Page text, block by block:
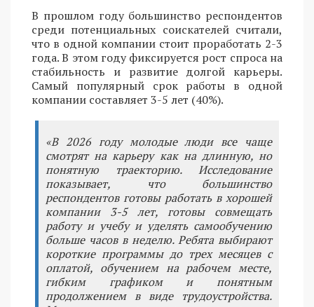
В прошлом году большинство респондентов
среди потенциальных соискателей считали,
что в одной компании стоит проработать 2-3
года. В этом году фиксируется рост спроса на
стабильность и развитие долгой карьеры.
Самый популярный срок работы в одной
компании составляет 3-5 лет (40%).
«В 2026 году молодые люди все чаще
смотрят на карьеру как на длинную, но
понятную траекторию. Исследование
показывает, что большинство
респондентов готовы работать в хорошей
компании 3-5 лет, готовы совмещать
работу и учебу и уделять самообучению
больше часов в неделю. Ребята выбирают
короткие программы до трех месяцев с
оплатой, обучением на рабочем месте,
гибким графиком и понятным
продолжением в виде трудоустройства.